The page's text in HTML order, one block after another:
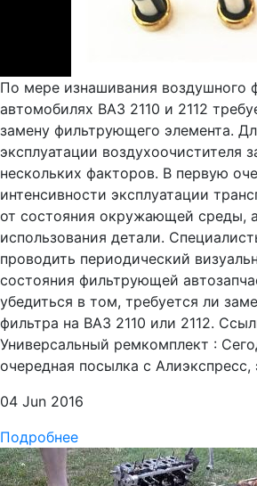
По мере изнашивания воздушного
автомобилях ВАЗ 2110 и 2112
замену фильтрующего элемента.
эксплуатации воздухоочистителя
нескольких факторов. В первую
интенсивности эксплуатации
от состояния окружающей среды,
использования детали.
проводить периодический
состояния фильтрующей
убедиться в том, требуется ли
фильтра на ВАЗ 2110 или 2112.
Универсальный ремкомплект :
очередная посылка с Алиэкспресс,
04 Jun 2016
Подробнее